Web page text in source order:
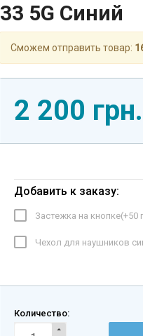
5G Синий
Сможем отправить товар:
2 200 грн.
Добавить к заказу:
Застежка на кнопке(+50
Чехол для наушников
Количество: